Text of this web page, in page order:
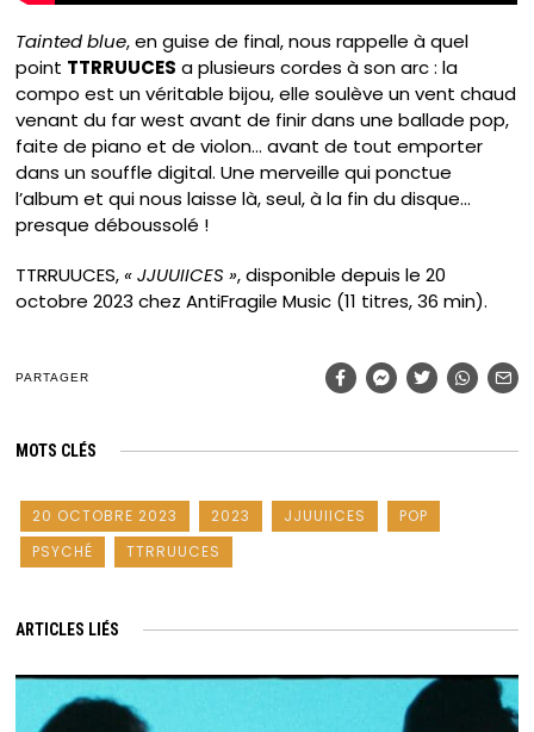
Tainted blue, en guise de final, nous rappelle à quel
point TTRRUUCES a plusieurs cordes à son arc : la
compo est un véritable bijou, elle soulève un vent chaud
venant du far west avant de finir dans une ballade pop,
faite de piano et de violon… avant de tout emporter
dans un souffle digital. Une merveille qui ponctue
l’album et qui nous laisse là, seul, à la fin du disque…
presque déboussolé !
TTRRUUCES,« JJUUIICES », disponible depuis le 20
octobre 2023 chez AntiFragile Music (11 titres, 36 min).
PARTAGER
MOTS CLÉS
20 OCTOBRE 2023 2023 JJUUIICES
POP
PSYCHÉ
TTRRUUCES
ARTICLES LIÉS